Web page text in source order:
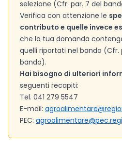
selezione (Cfr. par. 7 del
Verifica con attenzione le
contributo e quelle invece
che la tua domanda
quelli riportati nel bando (Cfr.
bando).
Hai bisogno di ulteriori
seguenti recapiti:
Tel. 041 279 5547
E-mail:
PEC: